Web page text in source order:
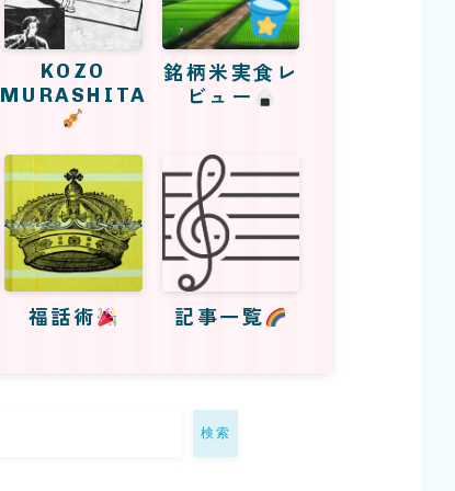
KOZO
MURASHITA
銘柄米実食レ
ビュー
福話術 記事一覧
検索